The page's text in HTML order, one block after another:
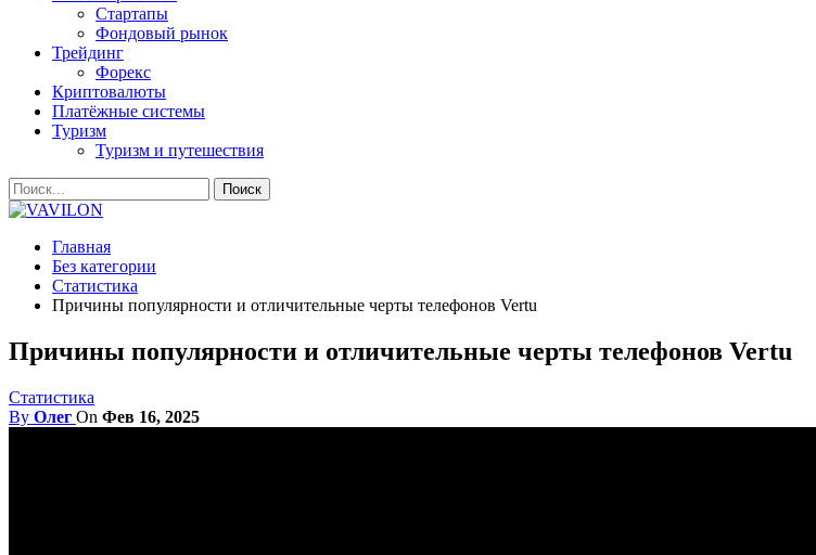
Стартапы
Фондовый рынок
Трейдинг
Форекс
Криптовалюты
Платёжные системы
Туризм
Туризм и путешествия
Главная
Без категории
Статистика
Причины популярности и отличительные черты телефонов Vertu
Причины популярности и отличительные черты телефонов Vertu
Статистика
By Олег On Фев 16, 2025